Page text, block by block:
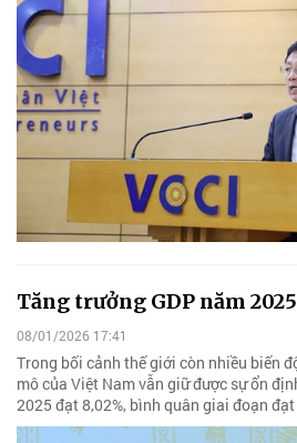
Tăng trưởng GDP năm
08/01/2026 17:41
Trong bối cảnh thế giới còn nhiều biến
mô của Việt Nam vẫn giữ được sự ổn
2025 đạt 8,02%, bình quân giai đoạn đạt